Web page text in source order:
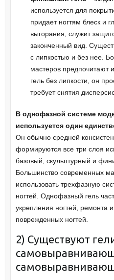
используется для
придает ногтям блеск и
выгорания, служит
законченный вид.
с липкостью и без нее.
мастеров предпочитают
гель без липкости, он
требует снятия
В однофазной системе
используется один
Он обычно средней
формируются все три слоя
базовый, скульптурный и
Большинство современных
использовать трехфазную
ногтей. Однофазный гель
укрепления ногтей, ремонта
поврежденных ногтей.
2) Существуют